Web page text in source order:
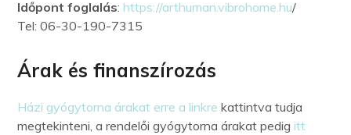
Időpont foglalás: https://arthuman.vibrohome.hu/
Tel: 06-30-190-7315
Árak és finanszírozás
Házi gyógytorna árakat erre a linkre kattintva tudja
megtekinteni, a rendelői gyógytorna árakat pedig itt